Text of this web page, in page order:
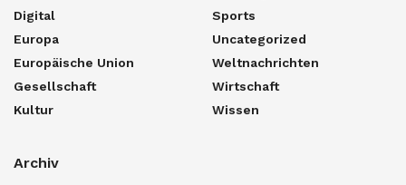
Digital
Europa
Europäische Union
Gesellschaft
Kultur
Sports
Uncategorized
Weltnachrichten
Wirtschaft
Wissen
Archiv